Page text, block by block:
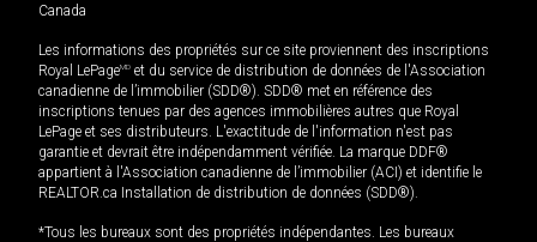
Canada
Les informations des propriétés sur ce site proviennent des inscriptions
Royal LePageMD et du service de distribution de données de l'Association
canadienne de l’immobilier (SDD®). SDD® met en référence des
inscriptions tenues par des agences immobilières autres que Royal
LePage et ses distributeurs. L'exactitude de l'information n'est pas
garantie et devrait être indépendamment vérifiée. La marque DDF®
appartient à l'Association canadienne de l’immobilier (ACI) et identifie le
REALTOR.ca Installation de distribution de données (SDD®).
*Tous les bureaux sont des propriétés indépendantes. Les bureaux